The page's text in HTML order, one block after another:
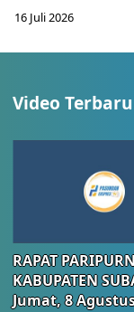
16 Juli 2026
Video Terbaru
RAPAT
KABUPATEN
Jumat, 8